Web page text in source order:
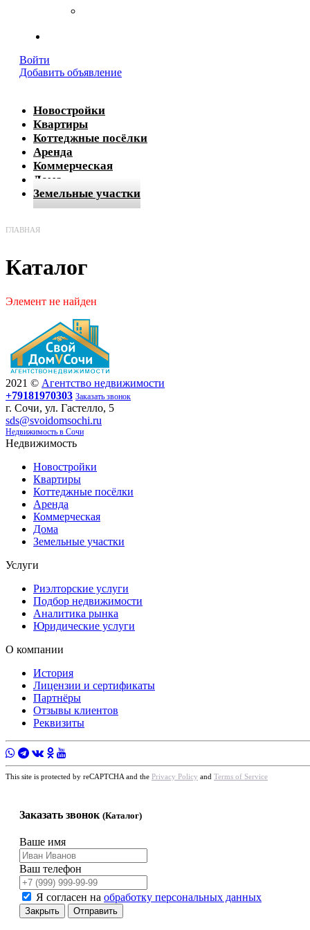
Войти
Добавить объявление
Новостройки
Квартиры
Коттеджные посёлки
Аренда
Коммерческая
Дома
Земельные участки
ГЛАВНАЯ
Каталог
Элемент не найден
2021 © Агентство недвижимости
+79181970303 Заказать звонок
г. Сочи, ул. Гастелло, 5
sds@svoidomsochi.ru
Недвижимость в Сочи
Недвижимость
Новостройки
Квартиры
Коттеджные посёлки
Аренда
Коммерческая
Дома
Земельные участки
Услуги
Риэлторские услуги
Подбор недвижимости
Аналитика рынка
Юридические услуги
О компании
История
Лицензии и сертификаты
Партнёры
Отзывы клиентов
Реквизиты
This site is protected by reCAPTCHA and the Privacy Policy and Terms of Service
Заказать звонок (Каталог)
Ваше имя
Ваш телефон
Я согласен на обработку персональных данных
Закрыть Отправить